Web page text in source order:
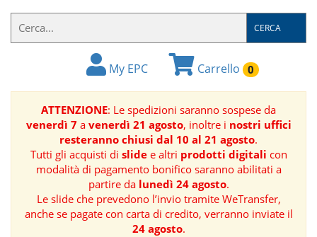
IL
FORMATORE
BOOK
RIVISTE
MANUALISTICA
SOFTWARE
CERCA
My EPC Carrello 0
ATTENZIONE: Le spedizioni saranno sospese da
venerdì 7a venerdì 21 agosto, inoltre i nostri uffici
resteranno chiusi dal 10 al 21 agosto.
Tutti gli acquisti di slidee altri prodotti digitali con
modalità di pagamento bonifico saranno abilitati a
partire da lunedì 24 agosto.
Le slide che prevedono l’invio tramite WeTransfer,
anche se pagate con carta di credito, verranno inviate il
24 agosto.